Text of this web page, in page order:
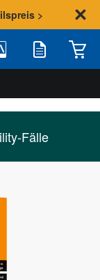
>
Merkliste
Fälle